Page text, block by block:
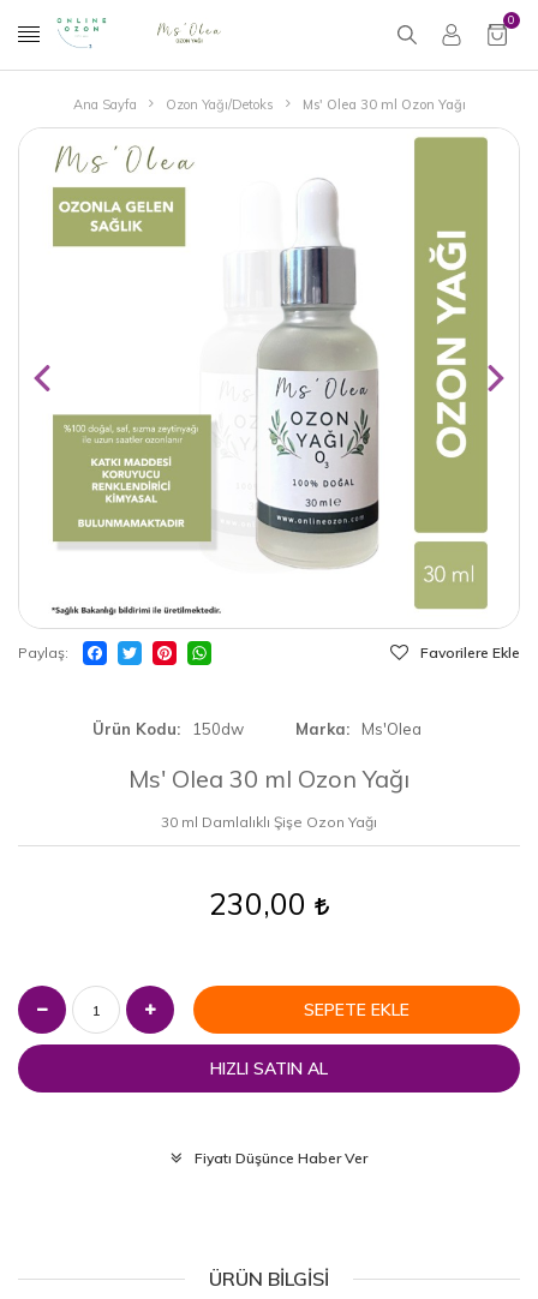
0
Ana Sayfa Ozon Yağı/Detoks Ms' Olea 30 ml Ozon Yağı
Paylaş Favorilere Ekle
Ürün Kodu 150dw Marka Ms'Olea
Ms' Olea 30 ml Ozon Yağı
30 ml Damlalıklı Şişe Ozon Yağı
230,00
SEPETE EKLE
HIZLI SATIN AL
Fiyatı Düşünce Haber Ver
ÜRÜN BILGISI